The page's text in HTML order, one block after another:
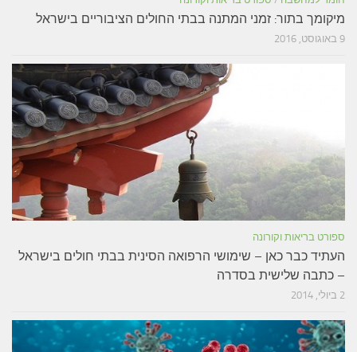
מיקומך בתור: זמני המתנה בבתי החולים הציבוריים בישראל
9 באוגוסט, 2016
ספורט בריאות וקורונה
העתיד כבר כאן – שימושי הרפואה הסינית בבתי חולים בישראל
– כתבה שלישית בסדרה
2 ביולי, 2014